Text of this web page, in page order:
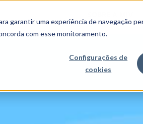
garantir uma experiência de navegação
com esse monitoramento.
Configurações de
cookies